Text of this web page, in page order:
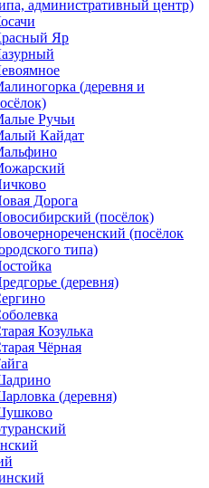
административный центр)
Яр
(деревня и
Ручьи
Кайдат
Дорога
(посёлок)
(посёлок
типа)
(деревня)
Козулька
Чёрная
(деревня)